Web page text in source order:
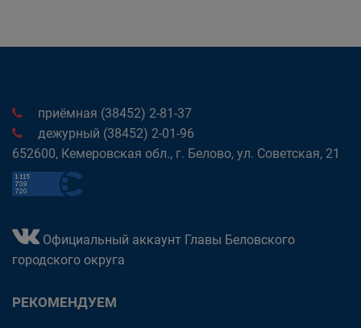
приёмная (38452) 2-81-37
дежурный (38452) 2-01-96
652600, Кемеровская обл., г. Белово, ул. Советская, 21
Официальный аккаунт Главы Беловского
городского округа
РЕКОМЕНДУЕМ